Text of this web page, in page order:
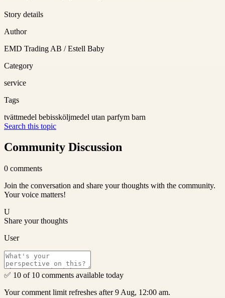
Story details
Author
EMD Trading AB / Estell Baby
Category
service
Tags
tvättmedel bebissköljmedel utan parfym barn
Search this topic
Community Discussion
0 comments
Join the conversation and share your thoughts with the community.
Your voice matters!
U
Share your thoughts
User
✅ 10 of 10 comments available today
Your comment limit refreshes after 9 Aug, 12:00 am.